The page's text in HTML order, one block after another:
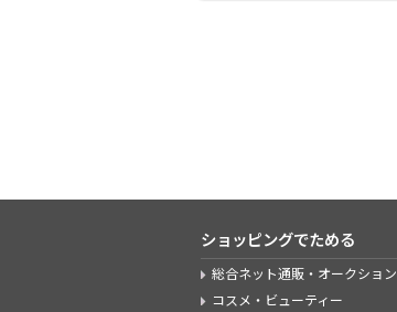
ショッピングでためる
総合ネット通販・オークション
コスメ・ビューティー